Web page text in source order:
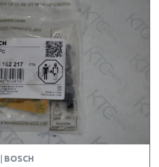
BOSCH